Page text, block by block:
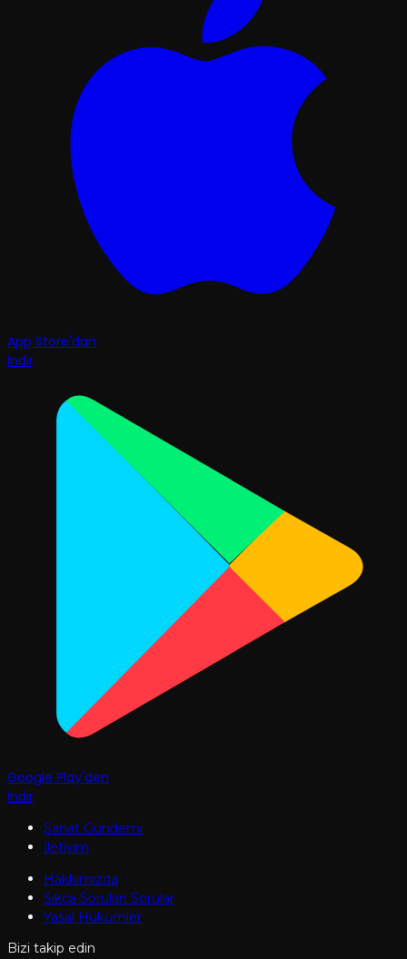
App Store'dan
İndir
Google Play'den
İndir
Sanat Gündemi
İletişim
Hakkımızda
Sıkça Sorulan Sorular
Yasal Hükümler
Bizi takip edin